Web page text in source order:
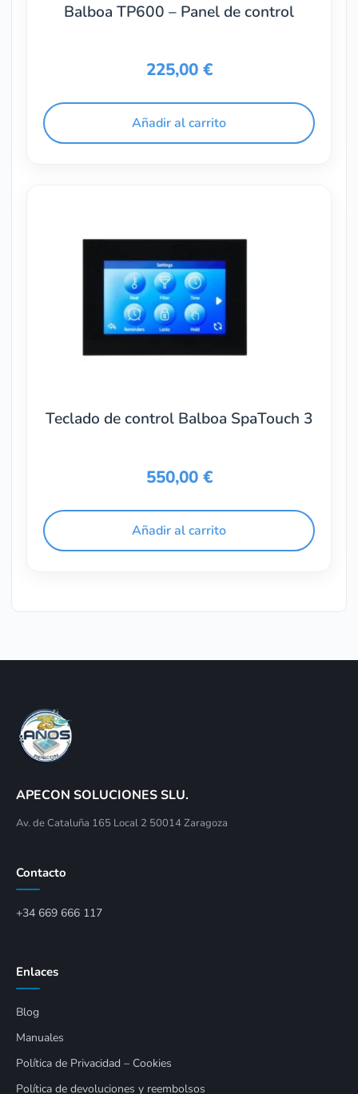
Balboa TP600 – Panel de control
225,00 €
Añadir al carrito
Teclado de control Balboa SpaTouch 3
550,00 €
Añadir al carrito
APECON SOLUCIONES SLU.
Av. de Cataluña 165 Local 2 50014 Zaragoza
Contacto
+34 669 666 117
Enlaces
Blog
Manuales
Política de Privacidad – Cookies
Política de devoluciones y reembolsos